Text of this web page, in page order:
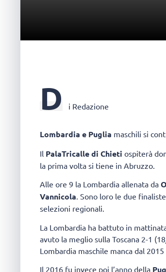
D i Redazione
Lombardia e Puglia maschili si
Il PalaTricalle di Chieti ospiterà
la prima volta si tiene in Abruzzo.
Alle ore 9 la Lombardia allenata da
Vannicola. Sono loro le due
selezioni regionali.
La Lombardia ha battuto in
avuto la meglio sulla Toscana 2-1
Lombardia maschile manca dal
Il 2016 fu invece poi l’anno della